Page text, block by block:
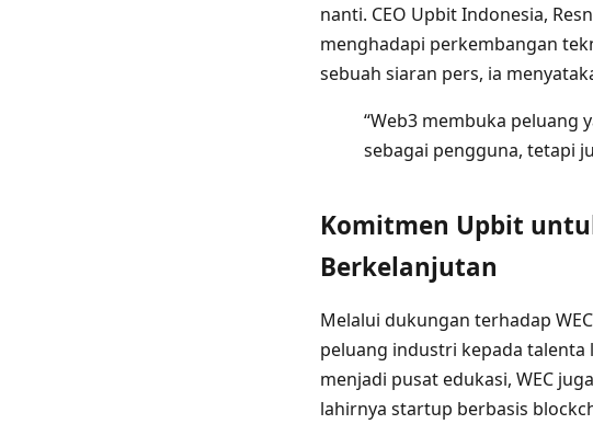
nanti. CEO Upbit Indonesia,
menghadapi perkembangan
sebuah siaran pers, ia
“Web3 membuka peluang
sebagai pengguna, tetapi
Komitmen Upbit
Berkelanjutan
Melalui dukungan terhadap
peluang industri kepada
menjadi pusat edukasi, WEC
lahirnya startup berbasis